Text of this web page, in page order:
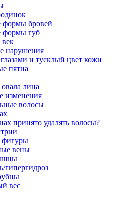
формы бровей
формы губ
век
нарушения
и тусклый цвет кожи
пятна
лица
изменения
волосы
принято удалять волосы?
фигуры
вены
гипергидроз
вес